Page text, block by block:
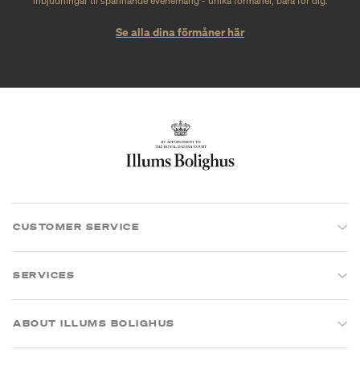
Se alla dina förmåner här
CUSTOMER SERVICE
SERVICES
ABOUT ILLUMS BOLIGHUS